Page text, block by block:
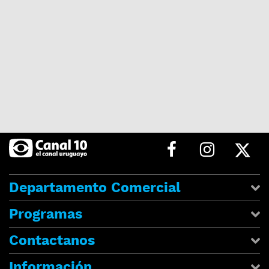
Departamento Comercial
Programas
Contactanos